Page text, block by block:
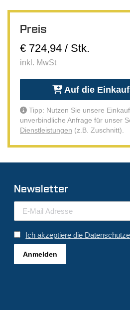
Preis
€ 724,94 / Stk.
inkl. MwSt
Auf die
Tipp: Nutzen Sie unsere
unverbindliche Anfrage für unser
Dienstleistungen (z.B. Zuschnitt).
Newsletter
Ich akzeptiere die